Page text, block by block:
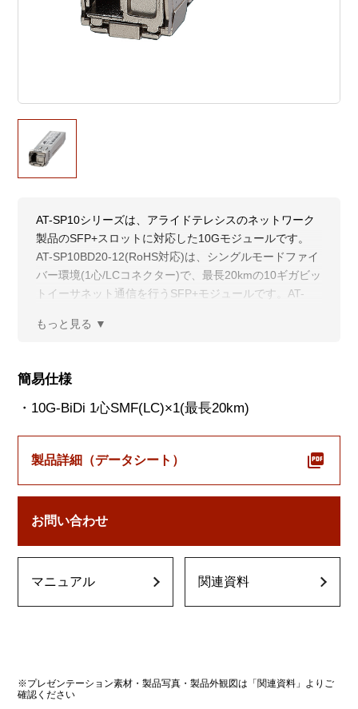
AT-SP10シリーズは、アライドテレシスのネットワーク
製品のSFP+スロットに対応した10Gモジュールです。
AT-SP10BD20-12(RoHS対応)は、シングルモードファイ
バー環境(1心/LCコネクター)で、最長20kmの10ギガビッ
トイーサネット通信を行うSFP+モジュールです。AT-
要があります。
簡易仕様
・10G-BiDi 1心SMF(LC)×1(最長20km)
製品詳細（データシート）
お問い合わせ
マニュアル 関連資料
※プレゼンテーション素材・製品写真・製品外観図は「関連資料」よりご
確認ください